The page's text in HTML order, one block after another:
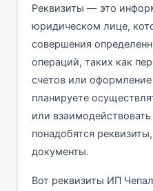
Реквизиты — это
юридическом лице,
совершения
операций, таких как
счетов или
планируете
или
понадобятся
документы.
Вот реквизиты ИП